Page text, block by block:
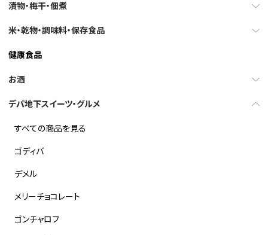
漬物・梅干・佃煮
米・乾物・調味料・保存食品
健康食品
お酒
デパ地下スイーツ・グルメ
すべての商品を見る
ゴディバ
デメル
メリーチョコレート
ゴンチャロフ